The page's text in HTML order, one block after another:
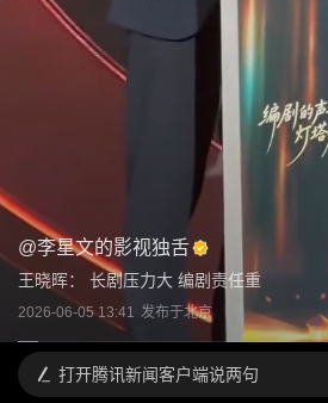
@李星文的影视独舌
王晓晖： 长剧压力大 编剧责任重
2026-06-05 13:41 发布于北京
打开腾讯新闻客户端说两句